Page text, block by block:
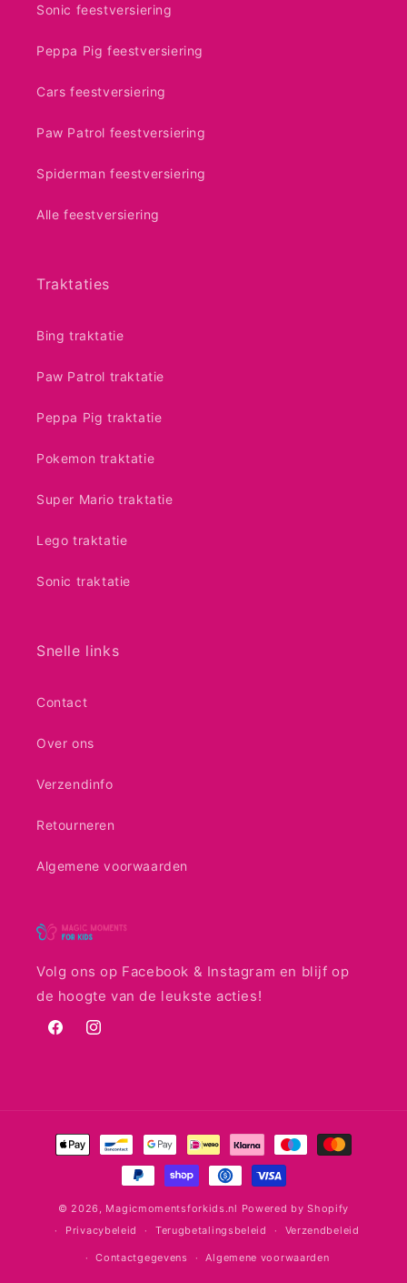
Sonic feestversiering
Peppa Pig feestversiering
Cars feestversiering
Paw Patrol feestversiering
Spiderman feestversiering
Alle feestversiering
Traktaties
Bing traktatie
Paw Patrol traktatie
Peppa Pig traktatie
Pokemon traktatie
Super Mario traktatie
Lego traktatie
Sonic traktatie
Snelle links
Contact
Over ons
Verzendinfo
Retourneren
Algemene voorwaarden
Volg ons op Facebook & Instagram en blijf op
de hoogte van de leukste acties!
FacebookInstagram
Betaalmethoden
© 2026, Magicmomentsforkids.nl Powered by Shopify
Privacybeleid
Terugbetalingsbeleid Verzendbeleid
Contactgegevens Algemene voorwaarden